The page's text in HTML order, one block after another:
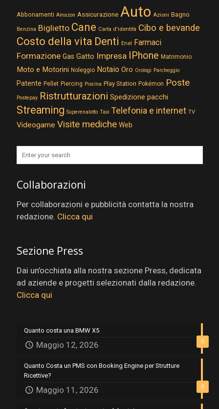
Abbonamenti Amazon Assicurazione Auto Azioni Bagno
Benzina Biglietto Cane Carta d'identità Cibo e bevande
Costo della vita Denti Enel Farmaci
Formazione Gas Gatto Impresa IPhone Matrimonio
Moto e Motorini Noleggio Notaio Oro Orologi Parcheggio
Patente Pellet Piercing Piscina Play Station Pokémon Poste
Postepay Ristrutturazioni Spedizione pacchi
Streaming Superenalotto Taxi Telefonia e internet TV
Videogame Visite mediche Web
Collaborazioni
Per collaborazioni e pubblicità contatta la nostra
redazione. Clicca qui
Sezione Press
Dai un’occhiata alla nostra sezione Press, dedicata
ad aziende e progetti selezionati dalla redazione.
Clicca qui
0
Quanto costa una BMW X5
Maggio 12, 2026
0
Quanto Costa un PMS con Booking Engine per Strutture
Ricettive?
Maggio 11, 2026